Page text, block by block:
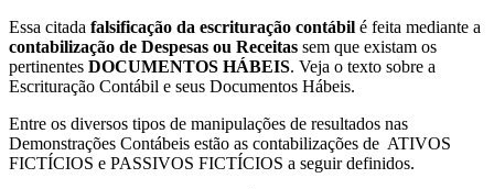
Essa citada falsificação da escrituração contábil é feita mediante a
contabilização de Despesas ou Receitas sem que existam os
pertinentes DOCUMENTOS HÁBEIS. Veja o texto sobre a
Escrituração Contábil e seus Documentos Hábeis.
Entre os diversos tipos de manipulações de resultados nas
Demonstrações Contábeis estão as contabilizações de ATIVOS
FICTÍCIOS e PASSIVOS FICTÍCIOS a seguir definidos.